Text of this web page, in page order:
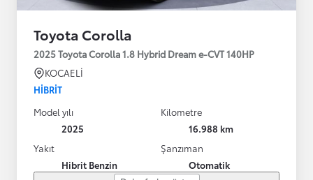
Toyota Corolla
2025 Toyota Corolla 1.8 Hybrid Dream e-CVT 140HP
KOCAELİ
HIBRIT
Model yılı
2025
Kilometre
16.988 km
Yakıt
Hibrit Benzin
Şanzıman
Otomatik